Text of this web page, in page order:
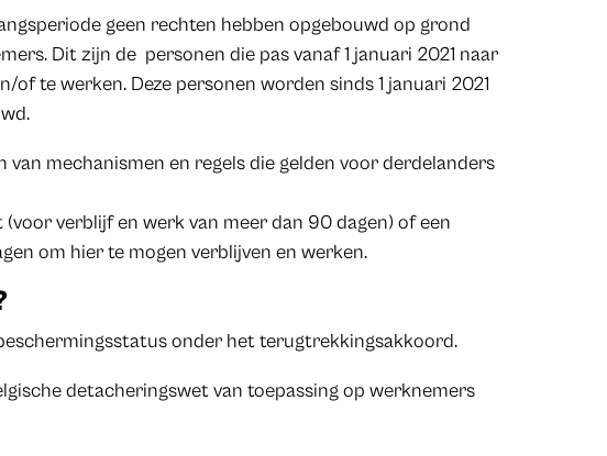
geen rechten hebben opgebouwd op grond
Dit zijn de personen die pas vanaf 1 januari 2021 naar
of te werken. Deze personen worden sinds 1 januari 2021
mechanismen en regels die gelden voor derdelanders
verblijf en werk van meer dan 90 dagen) of een
om hier te mogen verblijven en werken.
onder het terugtrekkingsakkoord.
detacheringswet van toepassing op werknemers